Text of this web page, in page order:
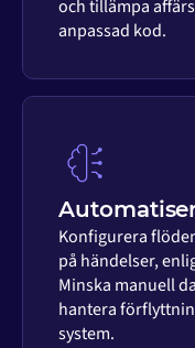
och tillämpa
anpassad kod.
Konfigurera
på händelser,
Minska manuell
hantera
system.